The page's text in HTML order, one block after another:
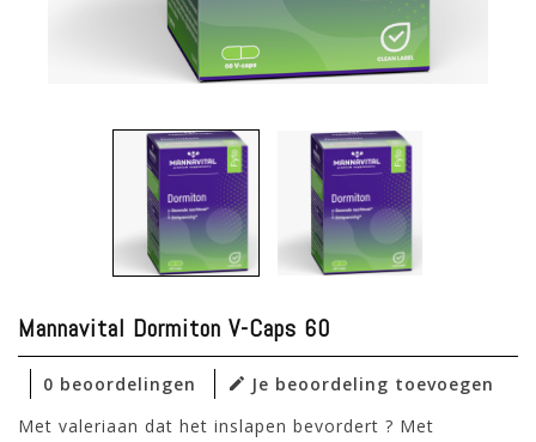
Mannavital Dormiton V-Caps 60
0 beoordelingen
Je beoordeling toevoegen
Met valeriaan dat het inslapen bevordert ? Met